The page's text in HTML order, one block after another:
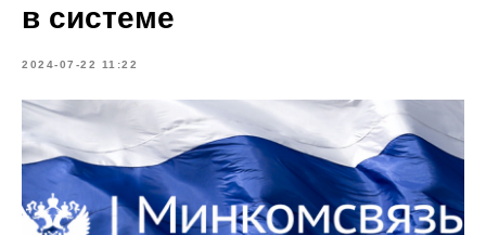
в системе
2024-07-22 11:22